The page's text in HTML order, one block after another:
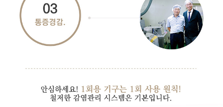
화인마취통증의학과의원 창원점
경남 창원시 성산구 상남로 122 상남메디칼 9층 (경남 창원시 성산구 상남동 7-4)
사업자등록번호: 864-97-01397
전화번호: 02-6673-2215
화인마취통증의학과의원 광화문점
서울 종로구 새문안로 82 에스타워 지하 1층 (서울 종로구 신문로1가 116)